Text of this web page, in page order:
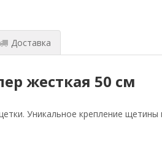
Доставка
жесткая 50 см
Уникальное крепление щетины